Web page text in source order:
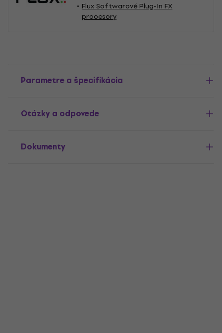
Flux Softwarové Plug-In FX
procesory
Parametre a špecifikácia
Otázky a odpovede
Dokumenty